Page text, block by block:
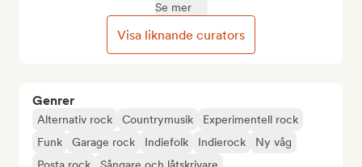
Genrer
Alternativ rock Countrymusik
Experimentell rock
Funk
Garage rock Indiefolk Indierock
Ny våg
Se mer
Visa liknande curators